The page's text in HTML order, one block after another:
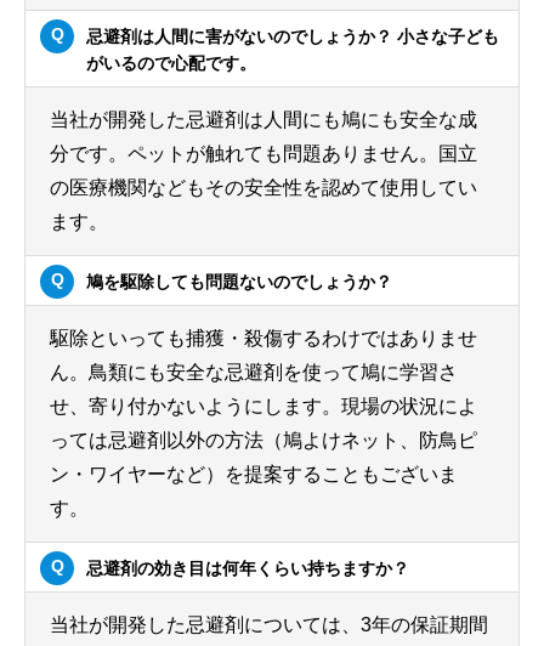
忌避剤は人間に害がないのでしょうか？ 小さな子ども
がいるので心配です。
当社が開発した忌避剤は人間にも鳩にも安全な成
分です。ペットが触れても問題ありません。国立
の医療機関などもその安全性を認めて使用してい
ます。
鳩を駆除しても問題ないのでしょうか？
駆除といっても捕獲・殺傷するわけではありませ
ん。鳥類にも安全な忌避剤を使って鳩に学習さ
せ、寄り付かないようにします。現場の状況によ
っては忌避剤以外の方法（鳩よけネット、防鳥ピ
ン・ワイヤーなど）を提案することもございま
す。
忌避剤の効き目は何年くらい持ちますか？
当社が開発した忌避剤については、3年の保証期間